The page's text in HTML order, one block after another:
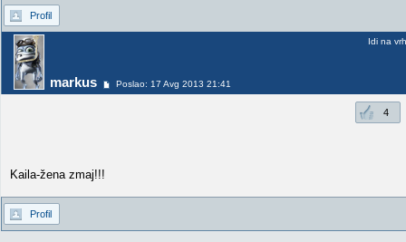
Profil
markus Poslao: 17 Avg 2013 21:41
Idi na vrh
4
Kaila-žena zmaj!!!
Profil